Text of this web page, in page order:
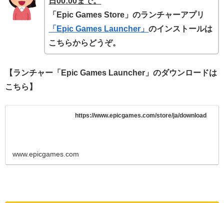
「Epic Games Store」のランチャーアプリ
「Epic Games Launcher」のインストールは
こちらからどうぞ。
【ランチャー「Epic Games Launcher」のダウンロードは
こちら】
https://www.epicgames.com/store/ja/download
www.epicgames.com